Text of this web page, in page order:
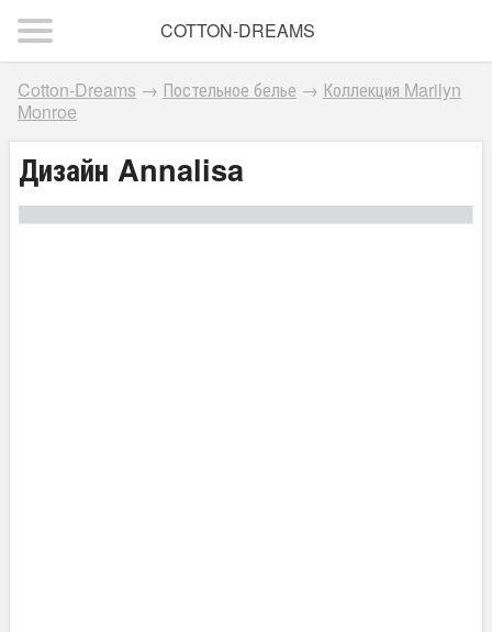
COTTON-DREAMS
Cotton-Dreams → Постельное белье → Коллекция Marilyn
Monroe
Дизайн Annalisa